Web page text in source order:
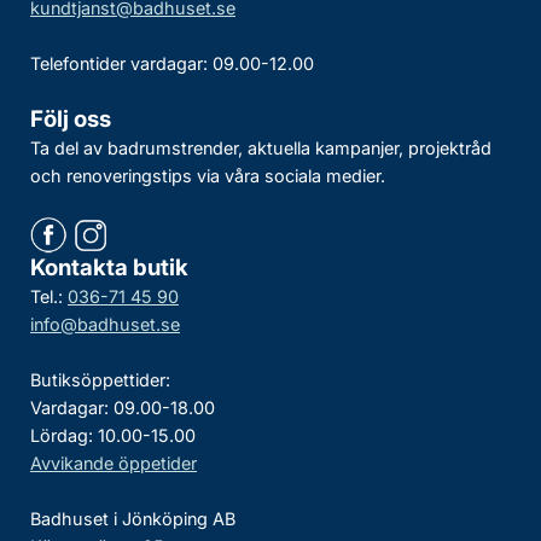
kundtjanst@badhuset.se
Telefontider vardagar: 09.00-12.00
Följ oss
Ta del av badrumstrender, aktuella kampanjer, projektråd
och renoveringstips via våra sociala medier.
Kontakta butik
Tel.: 036-71 45 90
info@badhuset.se
Butiksöppettider:
Vardagar: 09.00-18.00
Lördag: 10.00-15.00
Avvikande öppetider
Badhuset i Jönköping AB